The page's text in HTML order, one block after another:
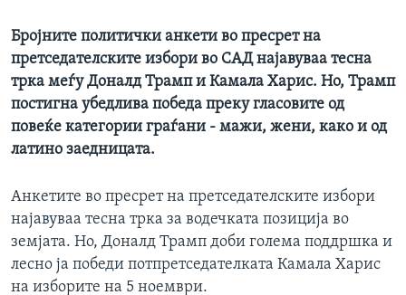
Бројните политички анкети во пресрет на
претседателските избори во САД најавуваа тесна
трка меѓу Доналд Трамп и Камала Харис. Но, Трамп
постигна убедлива победа преку гласовите од
повеќе категории граѓани - мажи, жени, како и од
латино заедницата.
Анкетите во пресрет на претседателските избори
најавуваа тесна трка за водечката позиција во
земјата. Но, Доналд Трамп доби голема поддршка и
лесно ја победи потпретседателката Камала Харис
на изборите на 5 ноември.